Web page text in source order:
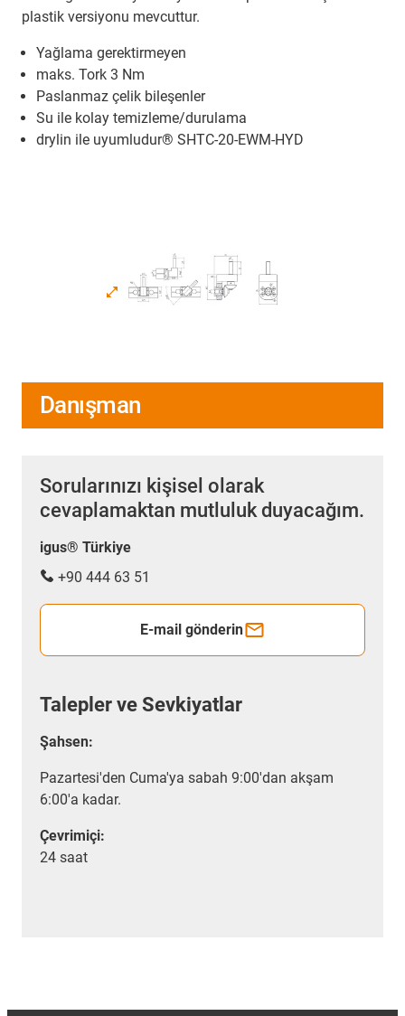
plastik versiyonu mevcuttur.
Yağlama gerektirmeyen
maks. Tork 3 Nm
Paslanmaz çelik bileşenler
Su ile kolay temizleme/durulama
drylin ile uyumludur® SHTC-20-EWM-HYD
Danışman
Sorularınızı kişisel olarak
cevaplamaktan mutluluk duyacağım.
igus® Türkiye
+90 444 63 51
E-mail gönderin
Talepler ve Sevkiyatlar
Şahsen:
Pazartesi'den Cuma'ya sabah 9:00'dan akşam
6:00'a kadar.
Çevrimiçi:
24 saat